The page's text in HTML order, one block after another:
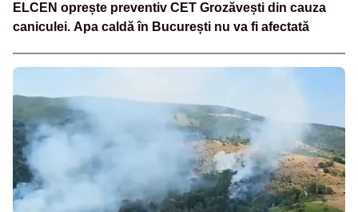
ELCEN oprește preventiv CET Grozăvești din cauza
caniculei. Apa caldă în București nu va fi afectată